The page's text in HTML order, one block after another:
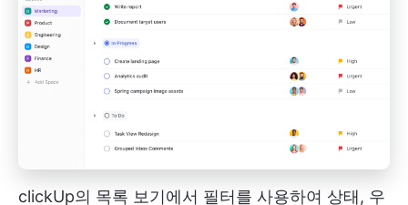
clickUp의 목록 보기에서 필터를 사용하여 상태, 우